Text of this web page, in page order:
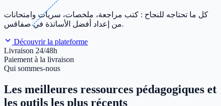
كل ما تحتاجه للنجاح : كتب مراجعة، ملخصات، سريات وامتحانات
من إعداد أفضل الأساتذة في صفاقس.
Découvrir la plateforme
Livraison 24/48h
Paiement à la livraison
Qui sommes-nous
Les meilleures ressources pédagogiques et
les outils les plus récents